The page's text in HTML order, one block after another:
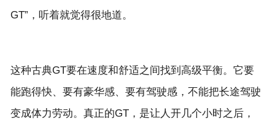
这种古典GT要在速度和舒适之间找到高级平衡。它要
能跑得快、要有豪华感、要有驾驶感，不能把长途驾驶
变成体力劳动。真正的GT，是让人开几个小时之后，